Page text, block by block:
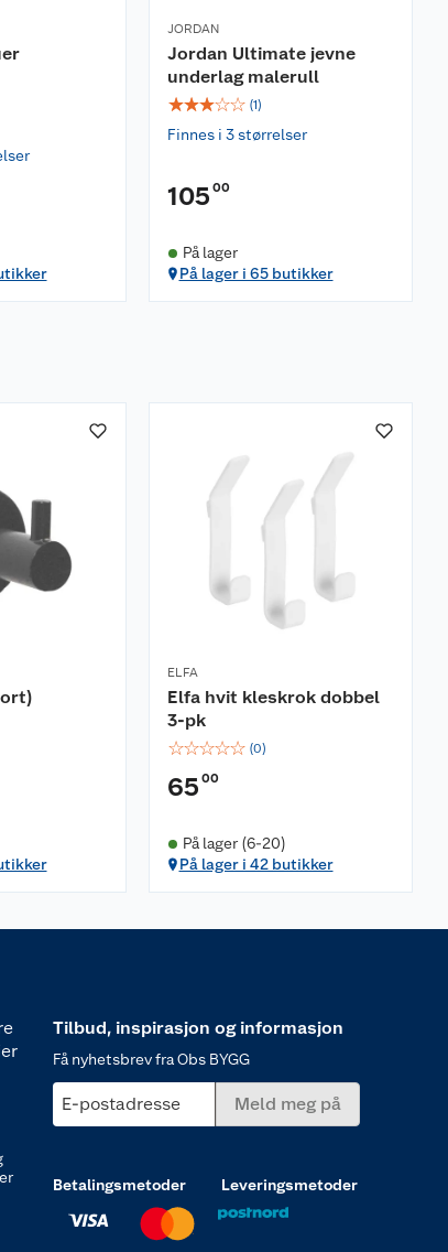
JORDAN
Jordan Ultimate jevne
underlag malerull
☆☆☆☆☆ (1)
Finnes i 3 størrelser
105 00
På lager
På lager i 65 butikker
ELFA
Elfa hvit kleskrok dobbel
3-pk
☆☆☆☆☆ (0)
65 00
På lager (6-20)
På lager i 42 butikker
Tilbud, inspirasjon og informasjon
Få nyhetsbrev fra Obs BYGG
E-postadresse Meld meg på
Betalingsmetoder Leveringsmetoder